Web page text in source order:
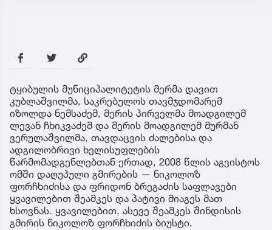
ტყიბულის მუნიციპალიტეტის მერმა დავით
კუბლაშვილმა, საკრებულოს თავმჯდომარემ
იზოლდა ნემსაძემ, მერის პირველმა მოადგილემ
ლევან ჩხიკვაძემ და მერის მოადგილემ მურმან
ვერულაშვილმა, თავდაცვის ძალებისა და
ადგილობრივი ხელისუფლების
წარმომადგენლებთან ერთად, 2008 წლის აგვისტოს
ომში დაღუპული გმირების — ნიკოლოზ
ფორჩხიძისა და ფრიდონ ბრეგაძის საფლავები
ყვავილებით შეამკეს და პატივი მიაგეს მათ
ხსოვნას. ყვავილებით, ასევე შეამკეს შინდისის
გმირის ნიკოლოზ ფორჩხიძის ბიუსტი.